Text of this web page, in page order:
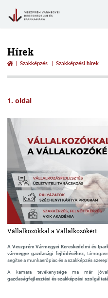
Hírek
Szakképzés Szakképzési hírek
1. oldal
Vállalkozókkal a Vállalkozókért
A Veszprém Vármegyei Kereskedelmi és
vármegye gazdasági fejlődéséhez,
segítse a munkaerőpiac és a szakképzés
A kamara tevékenysége ma már
gazdaságfejlesztési és szakképzési